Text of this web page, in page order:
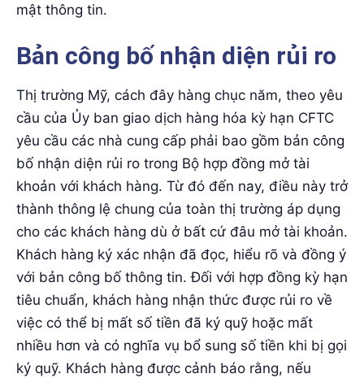
mật thông tin.
Bản công bố nhận diện rủi ro
Thị trường Mỹ, cách đây hàng chục năm, theo yêu
cầu của Ủy ban giao dịch hàng hóa kỳ hạn CFTC
yêu cầu các nhà cung cấp phải bao gồm bản công
bố nhận diện rủi ro trong Bộ hợp đồng mở tài
khoản với khách hàng. Từ đó đến nay, điều này trở
thành thông lệ chung của toàn thị trường áp dụng
cho các khách hàng dù ở bất cứ đâu mở tài khoản.
Khách hàng ký xác nhận đã đọc, hiểu rõ và đồng ý
với bản công bố thông tin. Đối với hợp đồng kỳ hạn
tiêu chuẩn, khách hàng nhận thức được rủi ro về
việc có thể bị mất số tiền đã ký quỹ hoặc mất
nhiều hơn và có nghĩa vụ bổ sung số tiền khi bị gọi
ký quỹ. Khách hàng được cảnh báo rằng, nếu